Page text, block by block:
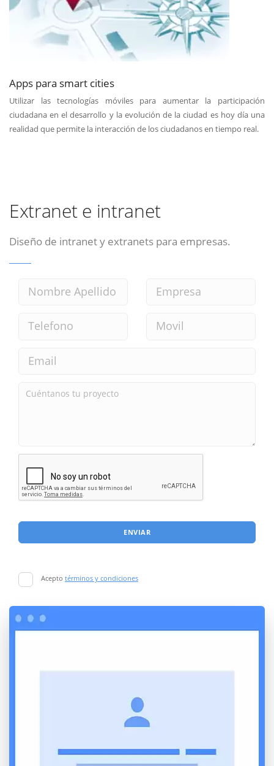
Apps para smart cities
Utilizar las tecnologías móviles para aumentar la participación
ciudadana en el desarrollo y la evolución de la ciudad es hoy día una
realidad que permite la interacción de los ciudadanos en tiempo real.
Extranet e intranet
Diseño de intranet y extranets para empresas.
ENVIAR
Acepto términos y condiciones